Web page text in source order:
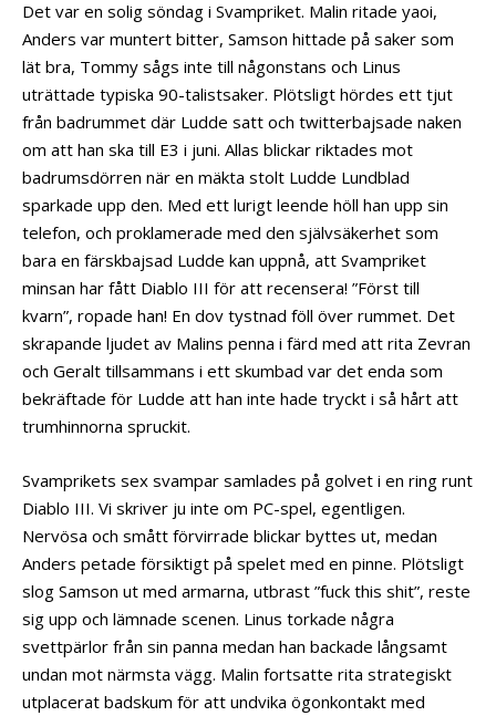
Det var en solig söndag i Svampriket. Malin ritade yaoi,
Anders var muntert bitter, Samson hittade på saker som
lät bra, Tommy sågs inte till någonstans och Linus
uträttade typiska 90-talistsaker. Plötsligt hördes ett tjut
från badrummet där Ludde satt och twitterbajsade naken
om att han ska till E3 i juni. Allas blickar riktades mot
badrumsdörren när en mäkta stolt Ludde Lundblad
sparkade upp den. Med ett lurigt leende höll han upp sin
telefon, och proklamerade med den självsäkerhet som
bara en färskbajsad Ludde kan uppnå, att Svampriket
minsan har fått Diablo III för att recensera! ”Först till
kvarn”, ropade han! En dov tystnad föll över rummet. Det
skrapande ljudet av Malins penna i färd med att rita Zevran
och Geralt tillsammans i ett skumbad var det enda som
bekräftade för Ludde att han inte hade tryckt i så hårt att
trumhinnorna spruckit.
Svamprikets sex svampar samlades på golvet i en ring runt
Diablo III. Vi skriver ju inte om PC-spel, egentligen.
Nervösa och smått förvirrade blickar byttes ut, medan
Anders petade försiktigt på spelet med en pinne. Plötsligt
slog Samson ut med armarna, utbrast ”fuck this shit”, reste
sig upp och lämnade scenen. Linus torkade några
svettpärlor från sin panna medan han backade långsamt
undan mot närmsta vägg. Malin fortsatte rita strategiskt
utplacerat badskum för att undvika ögonkontakt med